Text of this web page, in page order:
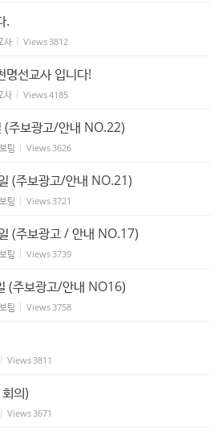
.
사 Views3812
선교사 입니다!
사 Views4185
주보광고/안내 NO.22)
팀 Views3626
(주보광고/안내 NO.21)
팀 Views3721
(주보광고 / 안내 NO.17)
팀 Views3739
(주보광고/안내 NO16)
팀 Views3758
Views3811
의)
Views3671